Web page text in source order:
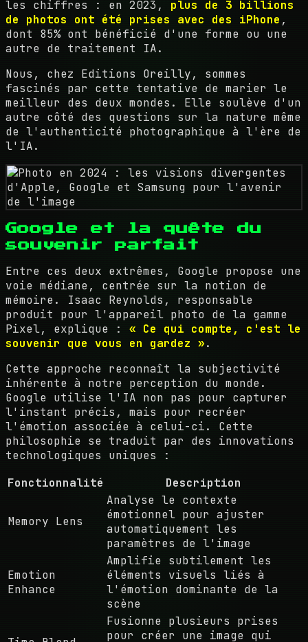
les chiffres : en 2023, plus de 3 billions
de photos ont été prises avec des iPhone ,
dont 85% ont bénéficié d'une forme ou une
autre de traitement IA.
Nous, chez Editions Oreilly, sommes
fascinés par cette tentative de marier le
meilleur des deux mondes. Elle soulève d'un
autre côté des questions sur la nature même
de l'authenticité photographique à l'ère de
l'IA.
Google et la quête du
souvenir parfait
Entre ces deux extrêmes, Google propose une
voie médiane, centrée sur la notion de
mémoire. Isaac Reynolds, responsable
produit pour l'appareil photo de la gamme
Pixel, explique : « Ce qui compte, c'est le
souvenir que vous en gardez ».
Cette approche reconnaît la subjectivité
inhérente à notre perception du monde.
Google utilise l'IA non pas pour capturer
l'instant précis, mais pour recréer
l'émotion associée à celui-ci. Cette
philosophie se traduit par des innovations
technologiques uniques :
Fonctionnalité
Description
Memory Lens
Analyse le contexte
émotionnel pour ajuster
automatiquement les
paramètres de l'image
Emotion
Enhance
Amplifie subtilement les
éléments visuels liés à
l'émotion dominante de la
scène
Fusionne plusieurs prises
pour créer une image qui